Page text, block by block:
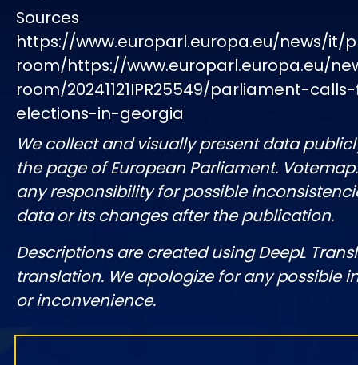
Sources
https://www.europarl.europa.eu/news/it/
room/https://www.europarl.europa.eu/
room/20241121IPR25549/parliament-
elections-in-georgia
We collect and visually present data
the page of European Parliament.
any responsibility for possible
data or its changes after the publication.
Descriptions are created using DeepL
translation. We apologize for any possible
or inconvenience.